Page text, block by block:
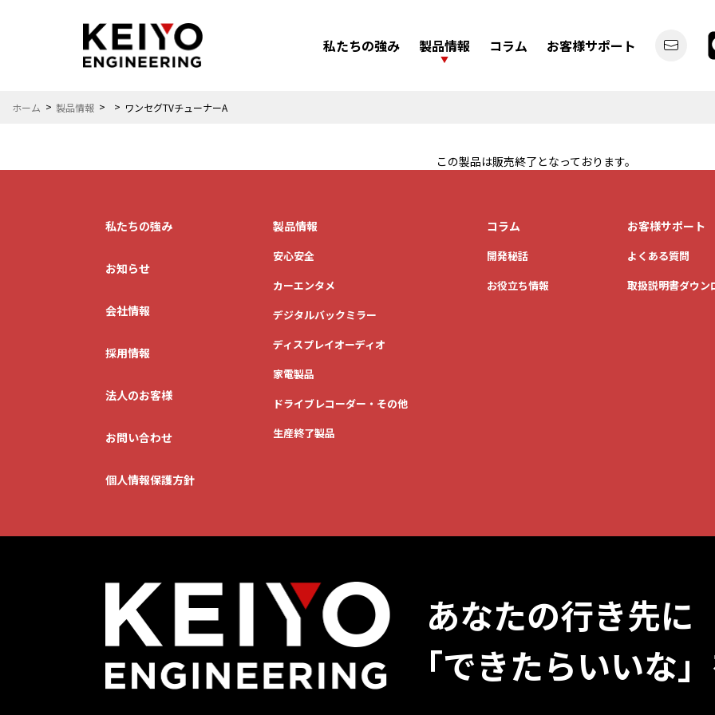
私たちの強み 製品情報
安心安全 カーエンタメ デジタルバックミラー ディスプレイオーディオ
もっと楽しみたい
おうち時間を
コラム お客様サポート
ホーム 製品情報 ワンセグTVチューナーA
この製品は販売終了となっております。
私たちの強み
お知らせ
会社情報
採用情報
法人のお客様
お問い合わせ
個人情報保護方針
製品情報
安心安全
カーエンタメ
デジタルバックミラー
ディスプレイオーディオ
家電製品
ドライブレコーダー・その他
生産終了製品
コラム
開発秘話
お役立ち情報
お客様サポート
よくある質問
取扱説明書ダウン
あなたの行き先に
「できたらいいな」